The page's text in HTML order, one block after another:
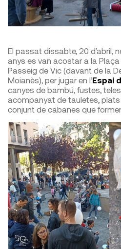
El passat dissabte, 20 d’abril,
anys es van acostar a la Plaça
Passeig de Vic (davant de la
Moianès), per jugar en l’Espai
canyes de bambú, fustes,
acompanyat de tauletes,
conjunt de cabanes que